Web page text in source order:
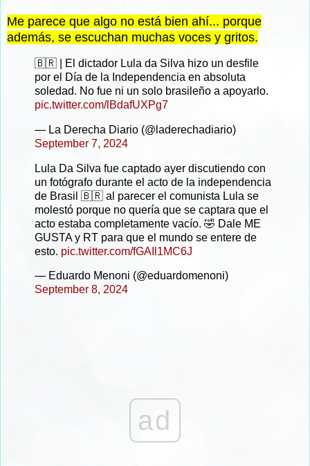
Me parece que algo no está bien ahí... porque
además, se escuchan muchas voces y gritos.
🇧🇷 | El dictador Lula da Silva hizo un desfile
por el Día de la Independencia en absoluta
soledad. No fue ni un solo brasileño a apoyarlo.
pic.twitter.com/lBdafUXPg7
— La Derecha Diario (@laderechadiario)
September 7, 2024
Lula Da Silva fue captado ayer discutiendo con
un fotógrafo durante el acto de la independencia
de Brasil 🇧🇷 al parecer el comunista Lula se
molestó porque no quería que se captara que el
acto estaba completamente vacío. 🤣 Dale ME
GUSTA y RT para que el mundo se entere de
esto. pic.twitter.com/fGAIl1MC6J
— Eduardo Menoni (@eduardomenoni)
September 8, 2024
ad